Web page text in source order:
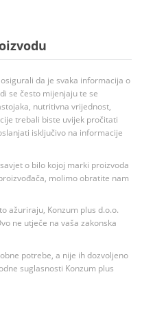
da je svaka informacija o
se često mijenjaju te se
nutritivna vrijednost,
trebali biste uvijek pročitati
isključivo na informacije
o bilo kojoj marki proizvoda
molimo obratite nam
ažuriraju, Konzum plus d.o.o.
ne utječe na vaša zakonska
potrebe, a nije ih dozvoljeno
suglasnosti Konzum plus